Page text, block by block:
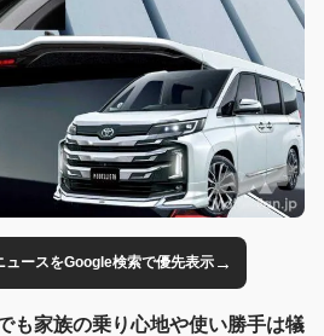
ュースをGoogle検索で優先表示→
も家族の乗り心地や使い勝手は犠